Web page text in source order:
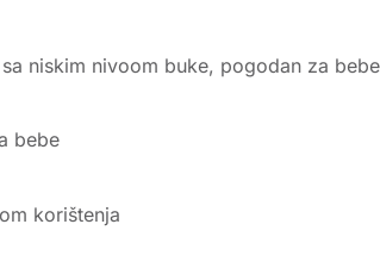
niskim nivoom buke, pogodan za
bebe
korištenja